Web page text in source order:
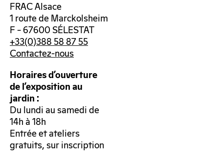
FRAC Alsace
1 route de Marckolsheim
F – 67600 SÉLESTAT
+33(0)388 58 87 55
Contactez-nous
Horaires d’ouverture
de l’exposition au
jardin :
Du lundi au samedi de
14h à 18h
Entrée et ateliers
gratuits, sur inscription